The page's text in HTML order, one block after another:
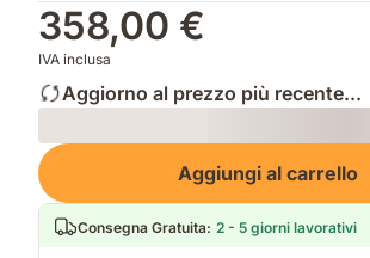
358,00 €
IVA inclusa
Aggiorno al prezzo più recente...
Loading
Aggiungi al carrello
Consegna Gratuita: 2 - 5 giorni lavorativi